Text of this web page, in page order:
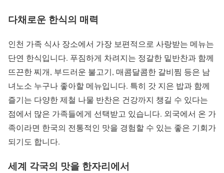
다채로운 한식의 매력
인천 가족 식사 장소에서 가장 보편적으로 사랑받는 메뉴는
단연 한식입니다. 푸짐하게 차려지는 정갈한 밑반찬과 함께
뜨끈한 찌개, 부드러운 불고기, 매콤달콤한 갈비찜 등은 남
녀노소 누구나 좋아할 메뉴입니다. 특히 갓 지은 밥과 함께
즐기는 다양한 제철 나물 반찬은 건강까지 챙길 수 있다는
점에서 많은 가족들에게 선택받고 있습니다. 외국에서 온 가
족이라면 한국의 전통적인 맛을 경험할 수 있는 좋은 기회가
되기도 합니다.
세계 각국의 맛을 한자리에서